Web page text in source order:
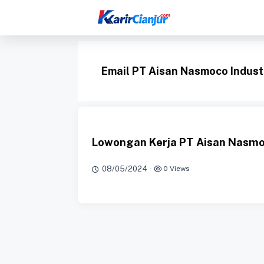
isi
Email PT Aisan Nasmoco
Lowongan Kerja PT Aisan
08/05/2024 · 0 Views